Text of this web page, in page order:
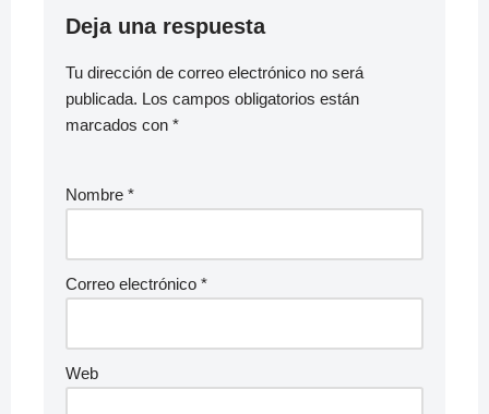
Deja una respuesta
Tu dirección de correo electrónico no será
publicada. Los campos obligatorios están
marcados con *
Nombre *
Correo electrónico *
Web